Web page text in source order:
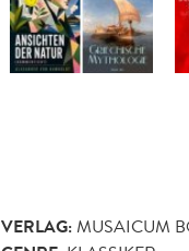
VERLAG:MUSAICUM